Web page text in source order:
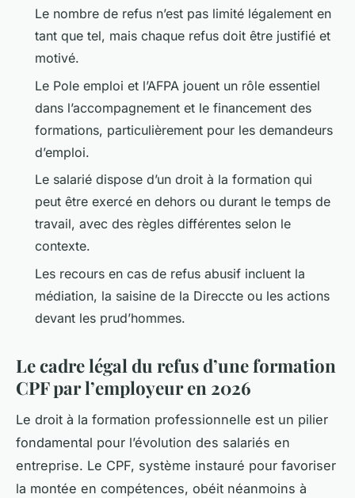
Le nombre de refus n’est pas limité légalement en
tant que tel, mais chaque refus doit être justifié et
motivé.
Le Pole emploi et l’AFPA jouent un rôle essentiel
dans l’accompagnement et le financement des
formations, particulièrement pour les demandeurs
d’emploi.
Le salarié dispose d’un droit à la formation qui
peut être exercé en dehors ou durant le temps de
travail, avec des règles différentes selon le
contexte.
Les recours en cas de refus abusif incluent la
médiation, la saisine de la Direccte ou les actions
devant les prud’hommes.
Le cadre légal du refus d’une formation
CPF par l’employeur en 2026
Le droit à la formation professionnelle est un pilier
fondamental pour l’évolution des salariés en
entreprise. Le CPF, système instauré pour favoriser
la montée en compétences, obéit néanmoins à